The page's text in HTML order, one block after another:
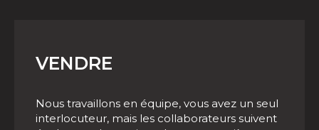
immobilière à Albi et sa région
Nous travaillons en équipe, vous avez un seul